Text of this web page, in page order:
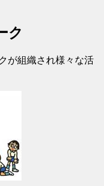
ク
が組織され様々な活